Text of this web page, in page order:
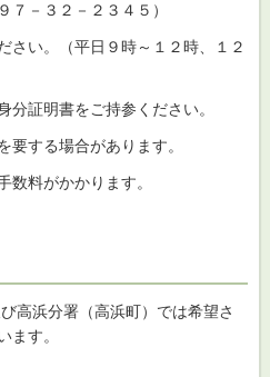
－３２－２３４５）
さい。（平日９時～１２時、１２
分証明書をご持参ください。
要する場合があります。
数料がかかります。
高浜分署（高浜町）では希望さ
ます。